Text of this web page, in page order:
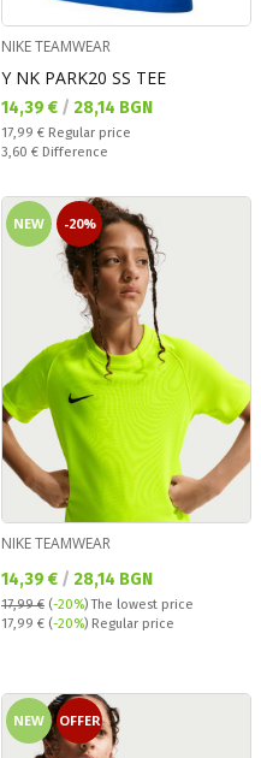
NIKE TEAMWEAR
Y NK PARK20 SS TEE
Текуща цена:
14,39 € / 28,14 BGN
Regular price:
17,99 € Regular price
Спестявате:
3,60 € Difference
NEW -20%
NIKE TEAMWEAR
Текуща цена:
14,39 € / 28,14 BGN
17,99 € (-20%)The lowest price
Regular price:
17,99 € (-20%) Regular price
NEW OFFER